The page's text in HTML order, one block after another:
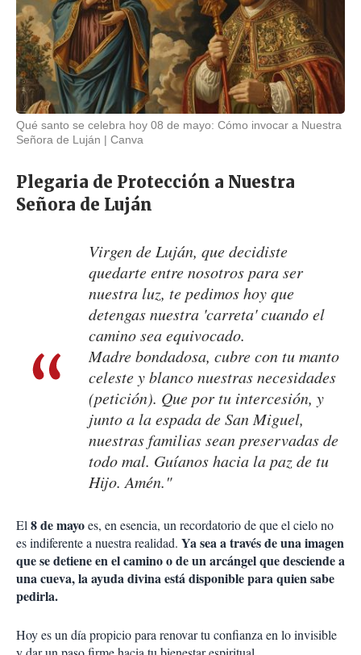
Qué santo se celebra hoy 08 de mayo: Cómo invocar a Nuestra
Señora de Luján
Canva
Plegaria de Protección a Nuestra
Señora de Luján
Virgen de Luján, que decidiste
quedarte entre nosotros para ser
nuestra luz, te pedimos hoy que
detengas nuestra 'carreta' cuando el
camino sea equivocado.
Madre bondadosa, cubre con tu manto
celeste y blanco nuestras necesidades
(petición). Que por tu intercesión, y
junto a la espada de San Miguel,
nuestras familias sean preservadas de
todo mal. Guíanos hacia la paz de tu
Hijo. Amén."
El8 de mayoes, en esencia, un recordatorio de que el cielo no
es indiferente a nuestra realidad. Ya sea a través de una imagen
que se detiene en el camino o de un arcángel que desciende a
una cueva, la ayuda divina está disponible para quien sabe
pedirla.
Hoy es un día propicio para renovar tu confianza en lo invisible